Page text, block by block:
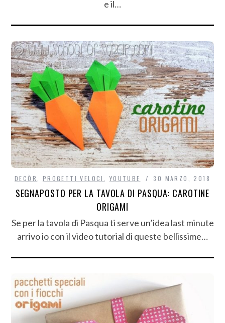
e il…
DECÒR PROGETTI VELOCI YOUTUBE 30 MARZO, 2018
SEGNAPOSTO PER LA TAVOLA DI PASQUA: CAROTINE
ORIGAMI
Se per la tavola di Pasqua ti serve un’idea last minute
arrivo io con il video tutorial di queste bellissime…